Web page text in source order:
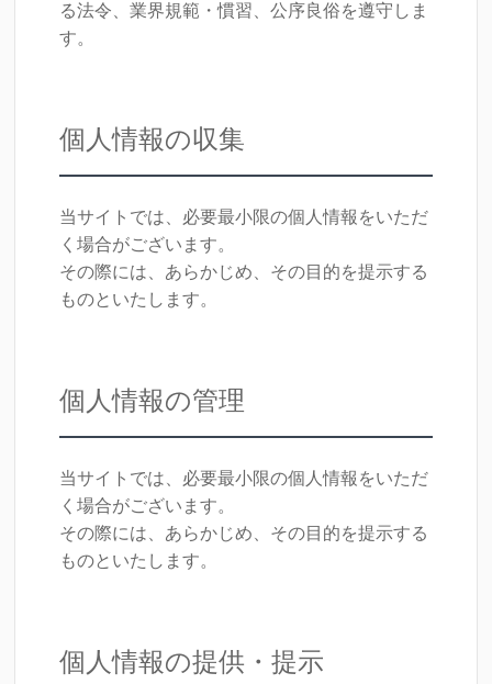
る法令、業界規範・慣習、公序良俗を遵守しま
す。
個人情報の収集
当サイトでは、必要最小限の個人情報をいただ
く場合がございます。
その際には、あらかじめ、その目的を提示する
ものといたします。
個人情報の管理
当サイトでは、必要最小限の個人情報をいただ
く場合がございます。
その際には、あらかじめ、その目的を提示する
ものといたします。
個人情報の提供・提示